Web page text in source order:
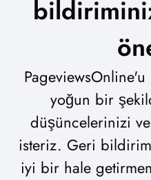
yoğun bir
düşüncelerinizi
isteriz. Geri
iyi bir hale